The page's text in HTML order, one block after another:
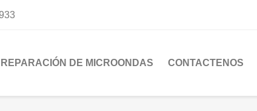
REPARACIÓN DE MICROONDAS CONTACTENOS